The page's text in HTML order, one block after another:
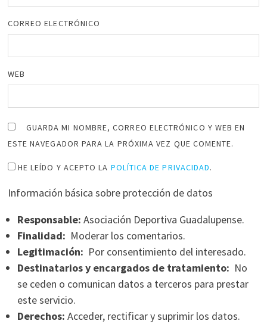
CORREO ELECTRÓNICO
WEB
GUARDA MI NOMBRE, CORREO ELECTRÓNICO Y WEB EN
ESTE NAVEGADOR PARA LA PRÓXIMA VEZ QUE COMENTE.
HE LEÍDO Y ACEPTO LA POLÍTICA DE PRIVACIDAD.
Información básica sobre protección de datos
Responsable: Asociación Deportiva Guadalupense.
Finalidad: Moderar los comentarios.
Legitimación: Por consentimiento del interesado.
Destinatarios y encargados de tratamiento: No
se ceden o comunican datos a terceros para prestar
este servicio.
Derechos: Acceder, rectificar y suprimir los datos.